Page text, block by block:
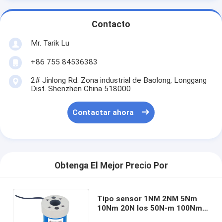
Contacto
Mr. Tarik Lu
+86 755 84536383
2# Jinlong Rd. Zona industrial de Baolong, Longgang
Dist. Shenzhen China 518000
Contactar ahora
Obtenga El Mejor Precio Por
Tipo sensor 1NM 2NM 5Nm
10Nm 20N los 50N-m 100Nm